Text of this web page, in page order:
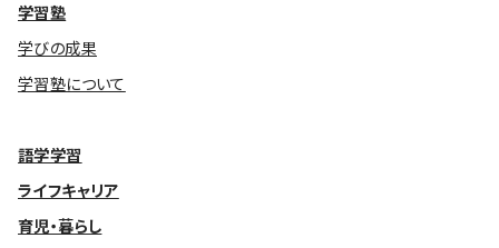
Kyoshin Digital Academy
卓越した安全・安心を目指して
基本方針
安全と安心への取り組み
安全・安心にお通いいただくために
学習塾
学びの成果
学習塾について
語学学習
ライフキャリア
育児・暮らし